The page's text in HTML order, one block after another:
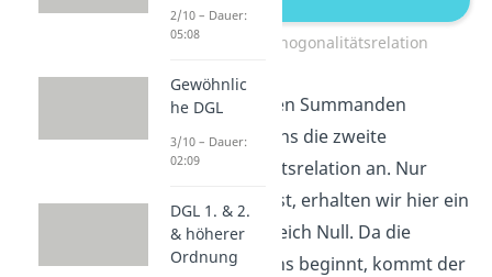
zweite Orthogonalitätsrelation
Für den zweiten Summanden
schauen wir uns die zweite
Orthogonalitätsrelation an. Nur
wenn
ist, erhalten wir hier ein
Ergebnis ungleich Null. Da die
Summe bei Eins beginnt, kommt der
2/10 – Dauer:
05:08
Gewöhnlic
he DGL
3/10 – Dauer:
02:09
DGL 1. & 2.
& höherer
Ordnung